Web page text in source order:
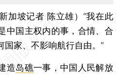
加坡记者 陈立雄） “我在此
中国主权内的事，合情、合
国家、不影响航行自由。”
造岛礁一事，中国人民解放